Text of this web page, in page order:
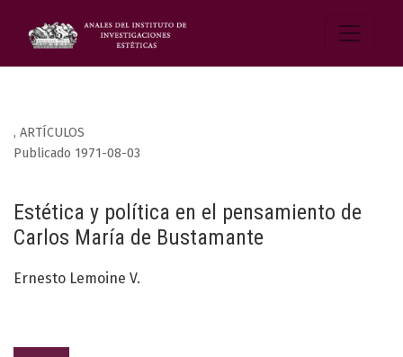
, ARTÍCULOS
Estética y política en el pensamiento de
Carlos María de Bustamante
Publicado 1971-08-03
Ernesto Lemoine V.